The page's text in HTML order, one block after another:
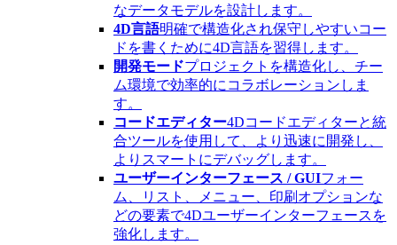
なデータモデルを設計します。
4D言語明確で構造化され保守しやすいコー
ドを書くために4D言語を習得します。
開発モードプロジェクトを構造化し、チー
ム環境で効率的にコラボレーションしま
す。
コードエディター4Dコードエディターと統
合ツールを使用して、より迅速に開発し、
よりスマートにデバッグします。
ユーザーインターフェース / GUIフォー
ム、リスト、メニュー、印刷オプションな
どの要素で4Dユーザーインターフェースを
強化します。